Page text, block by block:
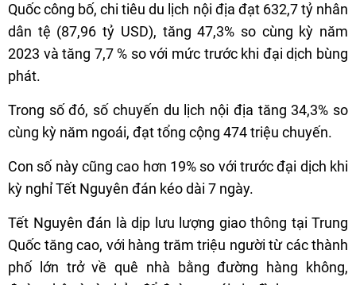
Quốc công bố, chi tiêu du lịch nội địa đạt 632,7 tỷ nhân
dân tệ (87,96 tỷ USD), tăng 47,3% so cùng kỳ năm
2023 và tăng 7,7 % so với mức trước khi đại dịch bùng
phát.
Trong số đó, số chuyến du lịch nội địa tăng 34,3% so
cùng kỳ năm ngoái, đạt tổng cộng 474 triệu chuyến.
Con số này cũng cao hơn 19% so với trước đại dịch khi
kỳ nghỉ Tết Nguyên đán kéo dài 7 ngày.
Tết Nguyên đán là dịp lưu lượng giao thông tại Trung
Quốc tăng cao, với hàng trăm triệu người từ các thành
phố lớn trở về quê nhà bằng đường hàng không,